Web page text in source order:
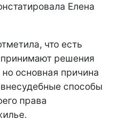
Елена
что есть
принимают решения
основная причина
способы
права